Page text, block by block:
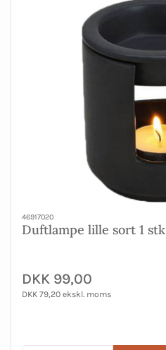
46917020
Duftlampe lille sort 1 stk
DKK 99,00
DKK 79,20 ekskl. moms